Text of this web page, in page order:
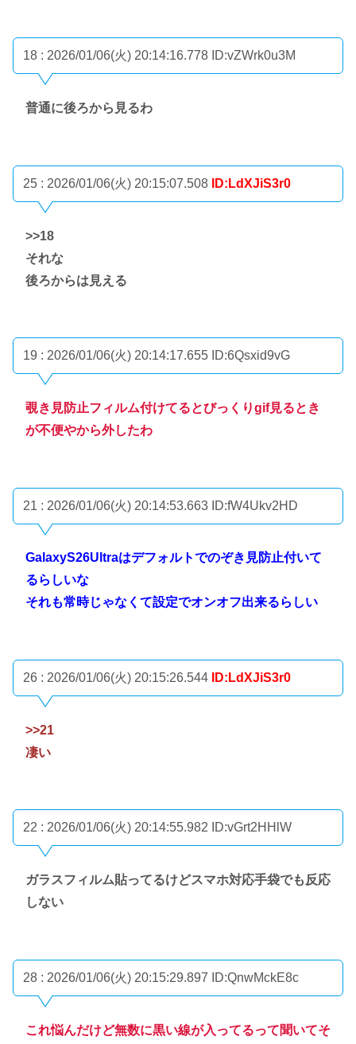
18 : 2026/01/06(火) 20:14:16.778 ID:vZWrk0u3M
普通に後ろから見るわ
25 : 2026/01/06(火) 20:15:07.508 ID:LdXJiS3r0
>>18
それな
後ろからは見える
19 : 2026/01/06(火) 20:14:17.655 ID:6Qsxid9vG
覗き見防止フィルム付けてるとびっくりgif見るとき
が不便やから外したわ
21 : 2026/01/06(火) 20:14:53.663 ID:fW4Ukv2HD
GalaxyS26Ultraはデフォルトでのぞき見防止付いて
るらしいな
それも常時じゃなくて設定でオンオフ出来るらしい
26 : 2026/01/06(火) 20:15:26.544 ID:LdXJiS3r0
>>21
凄い
22 : 2026/01/06(火) 20:14:55.982 ID:vGrt2HHlW
ガラスフィルム貼ってるけどスマホ対応手袋でも反応
しない
28 : 2026/01/06(火) 20:15:29.897 ID:QnwMckE8c
これ悩んだけど無数に黒い線が入ってるって聞いてそ